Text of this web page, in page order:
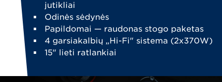
jutikliai
Odinės sėdynės
Papildomai — raudonas stogo paketas
4 garsiakalbių „Hi-Fi" sistema (2x370W)
15" lieti ratlankiai